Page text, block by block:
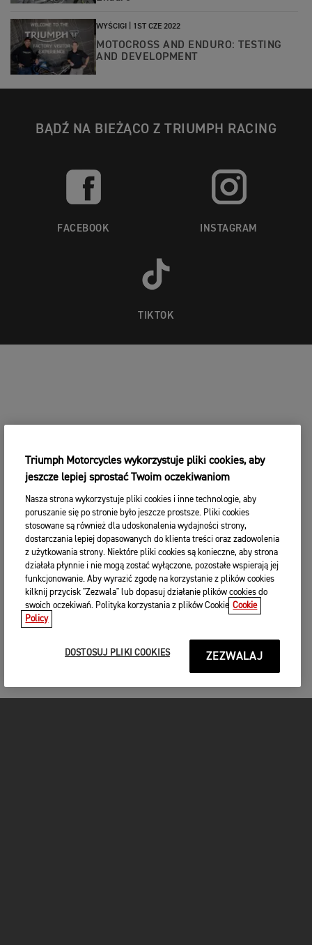
WYŚCIGI | 1ST CZE 2022
MOTOCROSS AND ENDURO: TESTING
AND DEVELOPMENT
BĄDŹ NA BIEŻĄCO Z TRIUMPH RACING
FACEBOOK INSTAGRAM
TIKTOK
Triumph Motorcycles wykorzystuje pliki cookies, aby
jeszcze lepiej sprostać Twoim oczekiwaniom
Nasza strona wykorzystuje pliki cookies i inne technologie, aby
poruszanie się po stronie było jeszcze prostsze. Pliki cookies
stosowane są również dla udoskonalenia wydajności strony,
dostarczania lepiej dopasowanych do klienta treści oraz zadowolenia
z użytkowania strony. Niektóre pliki cookies są konieczne, aby strona
działała płynnie i nie mogą zostać wyłączone, pozostałe wspierają jej
funkcjonowanie. Aby wyrazić zgodę na korzystanie z plików cookies
kilknij przycisk "Zezwala" lub dopasuj działanie plików cookies do
swoich oczekiwań. Polityka korzystania z plików Cookie Cookie
Policy
DOSTOSUJ PLIKI COOKIES ZEZWALAJ